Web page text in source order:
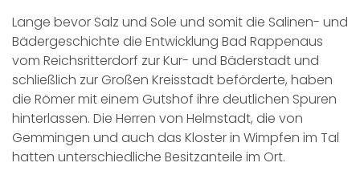
Lange bevor Salz und Sole und somit die Salinen- und
Bädergeschichte die Entwicklung Bad Rappenaus
vom Reichsritterdorf zur Kur- und Bäderstadt und
schließlich zur Großen Kreisstadt beförderte, haben
die Römer mit einem Gutshof ihre deutlichen Spuren
hinterlassen. Die Herren von Helmstadt, die von
Gemmingen und auch das Kloster in Wimpfen im Tal
hatten unterschiedliche Besitzanteile im Ort.